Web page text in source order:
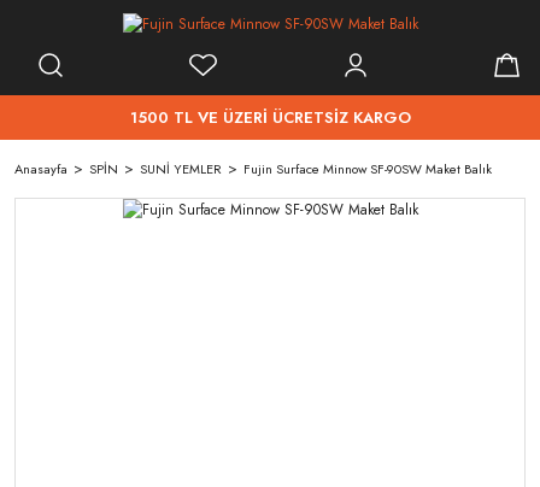
1500 TL VE ÜZERİ ÜCRETSİZ KARGO
Anasayfa SPİN SUNİ YEMLER Fujin Surface Minnow SF-90SW Maket Balık